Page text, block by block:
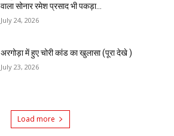
वाला सोनार रमेश प्रसाद भी पकड़ा...
July 24, 2026
अरगोड़ा में हुए चोरी कांड का खुलासा (पूरा देखे )
July 23, 2026
Load more